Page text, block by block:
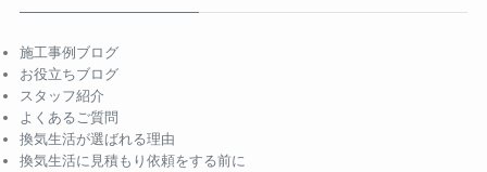
施工事例ブログ
お役立ちブログ
スタッフ紹介
よくあるご質問
換気生活が選ばれる理由
換気生活に見積もり依頼をする前に